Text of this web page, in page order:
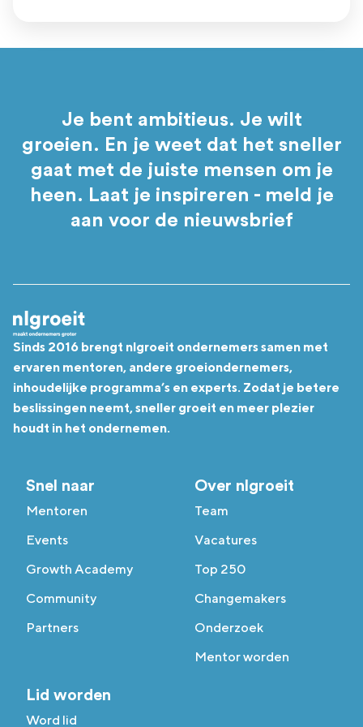
Je bent ambitieus. Je wilt
groeien. En je weet dat het sneller
gaat met de juiste mensen om je
heen. Laat je inspireren - meld je
aan voor de nieuwsbrief
Sinds 2016 brengt nlgroeit ondernemers samen met
ervaren mentoren, andere groeiondernemers,
inhoudelijke programma’s en experts. Zodat je betere
beslissingen neemt, sneller groeit en meer plezier
houdt in het ondernemen.
Snel naar
Mentoren
Events
Growth Academy
Community
Partners
Over nlgroeit
Team
Vacatures
Top 250
Changemakers
Onderzoek
Mentor worden
Lid worden
Word lid